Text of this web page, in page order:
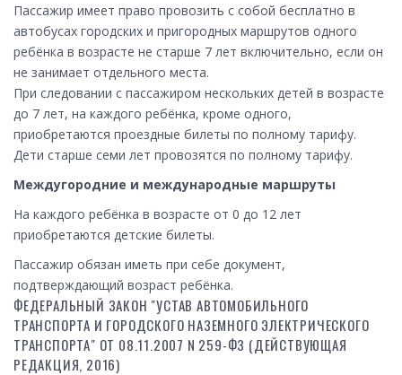
Пассажир имеет право провозить с собой бесплатно в
автобусах городских и пригородных маршрутов одного
ребёнка в возрасте не старше 7 лет включительно, если он
не занимает отдельного места.
При следовании с пассажиром нескольких детей в возрасте
до 7 лет, на каждого ребёнка, кроме одного,
приобретаются проездные билеты по полному тарифу.
Дети старше семи лет провозятся по полному тарифу.
Междугородние и международные маршруты
На каждого ребёнка в возрасте от 0 до 12 лет
приобретаются детские билеты.
Пассажир обязан иметь при себе документ,
подтверждающий возраст ребёнка.
ФЕДЕРАЛЬНЫЙ ЗАКОН "УСТАВ АВТОМОБИЛЬНОГО
ТРАНСПОРТА И ГОРОДСКОГО НАЗЕМНОГО ЭЛЕКТРИЧЕСКОГО
ТРАНСПОРТА" ОТ 08.11.2007 N 259-ФЗ (ДЕЙСТВУЮЩАЯ
РЕДАКЦИЯ, 2016)